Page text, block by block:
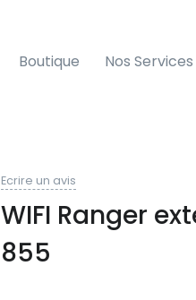
Boutique Nos Services
Ecrire un avis
WIFI Ranger
855